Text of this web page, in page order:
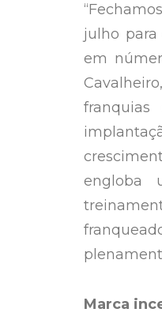
julho para
em
engloba
Marca